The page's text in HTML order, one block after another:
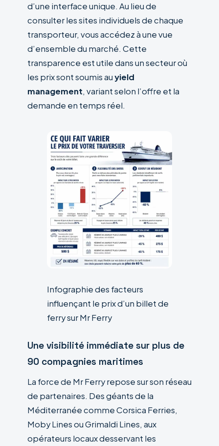
d’une interface unique. Au lieu de
consulter les sites individuels de chaque
transporteur, vous accédez à une vue
d’ensemble du marché. Cette
transparence est utile dans un secteur où
les prix sont soumis auyield
management, variant selon l’offre et la
demande en temps réel.
Infographie des facteurs
influençant le prix d’un billet de
ferry sur Mr Ferry
Une visibilité immédiate sur plus de
90 compagnies maritimes
La force de Mr Ferry repose sur son réseau
de partenaires. Des géants de la
Méditerranée comme Corsica Ferries,
Moby Lines ou Grimaldi Lines, aux
opérateurs locaux desservant les